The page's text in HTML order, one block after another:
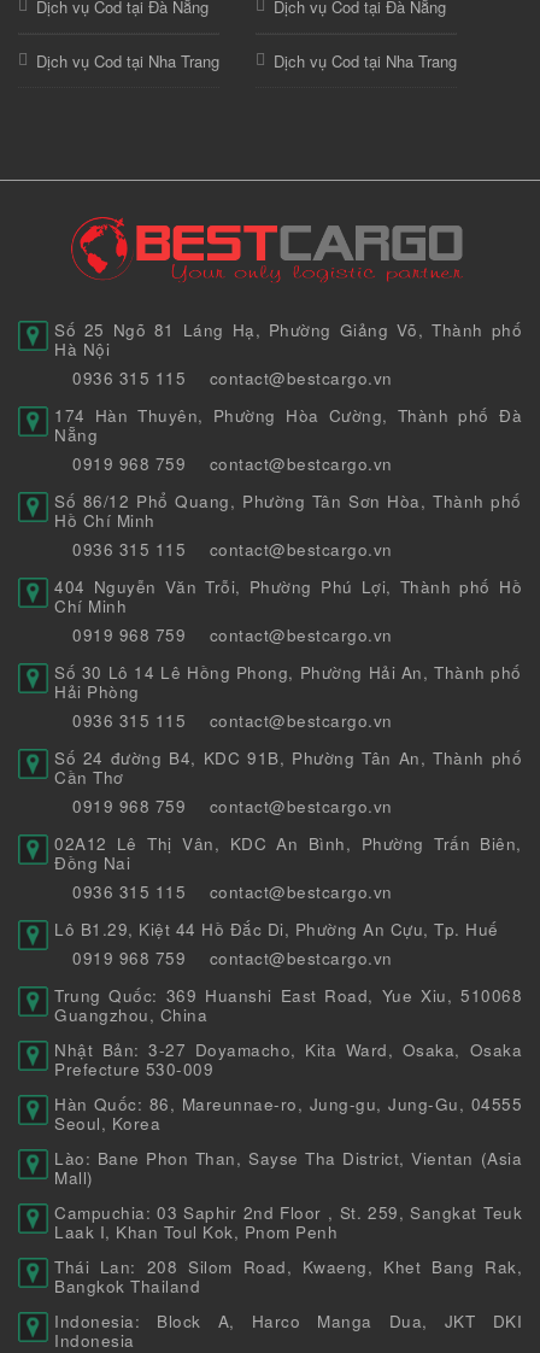
Dịch vụ Cod tại Đà Nẵng
Dịch vụ Cod tại Nha Trang
Dịch vụ Cod tại Đà Nẵng
Dịch vụ Cod tại Nha Trang
Số 25 Ngõ 81 Láng Hạ, Phường Giảng Võ, Thành phố
Hà Nội
0936 315 115
contact@bestcargo.vn
174 Hàn Thuyên, Phường Hòa Cường, Thành phố Đà
Nẵng
0919 968 759
contact@bestcargo.vn
Số 86/12 Phổ Quang, Phường Tân Sơn Hòa, Thành phố
Hồ Chí Minh
0936 315 115
contact@bestcargo.vn
404 Nguyễn Văn Trỗi, Phường Phú Lợi, Thành phố Hồ
Chí Minh
0919 968 759
contact@bestcargo.vn
Số 30 Lô 14 Lê Hồng Phong, Phường Hải An, Thành phố
Hải Phòng
0936 315 115
contact@bestcargo.vn
Số 24 đường B4, KDC 91B, Phường Tân An, Thành phố
Cần Thơ
0919 968 759
contact@bestcargo.vn
02A12 Lê Thị Vân, KDC An Bình, Phường Trấn Biên,
Đồng Nai
0936 315 115
contact@bestcargo.vn
Lô B1.29, Kiệt 44 Hồ Đắc Di, Phường An Cựu, Tp. Huế
0919 968 759
contact@bestcargo.vn
Trung Quốc: 369 Huanshi East Road, Yue Xiu, 510068
Guangzhou, China
Nhật Bản: 3-27 Doyamacho, Kita Ward, Osaka, Osaka
Prefecture 530-009
Hàn Quốc: 86, Mareunnae-ro, Jung-gu, Jung-Gu, 04555
Seoul, Korea
Lào: Bane Phon Than, Sayse Tha District, Vientan (Asia
Mall)
Campuchia: 03 Saphir 2nd Floor , St. 259, Sangkat Teuk
Laak I, Khan Toul Kok, Pnom Penh
Thái Lan: 208 Silom Road, Kwaeng, Khet Bang Rak,
Bangkok Thailand
Indonesia: Block A, Harco Manga Dua, JKT DKI
Indonesia